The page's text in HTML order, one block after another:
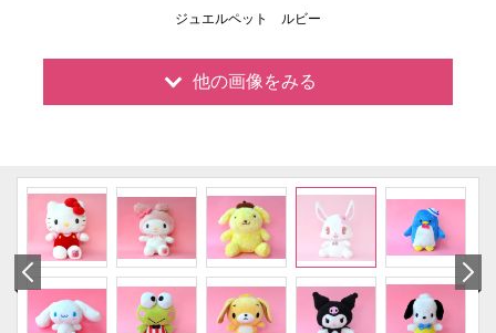
ジュエルペット ルビー
他の画像をみる